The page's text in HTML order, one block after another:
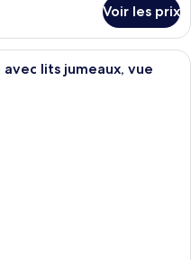
Voir les prix
chambre d’hôtel bien
lits jumeaux, vue